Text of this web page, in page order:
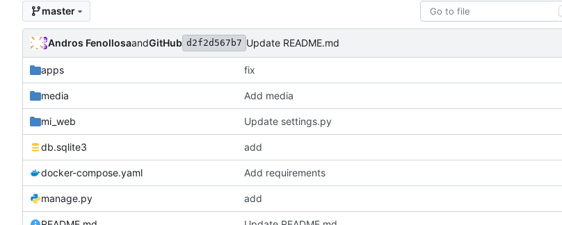
master
Andros FenollosaandGitHub d2f2d567b7 Update README.md
apps fix
media Add media
mi_web Update settings.py
db.sqlite3 add
docker-compose.yaml Add requirements
manage.py add